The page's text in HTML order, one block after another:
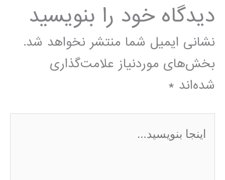
دیدگاه‌ خود را بنویسید
نشانی ایمیل شما منتشر نخواهد شد.
بخش‌های موردنیاز علامت‌گذاری
شده‌اند *
اینجا
بنویسید…